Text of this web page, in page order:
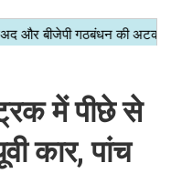
में पीछे से
कार, पांच